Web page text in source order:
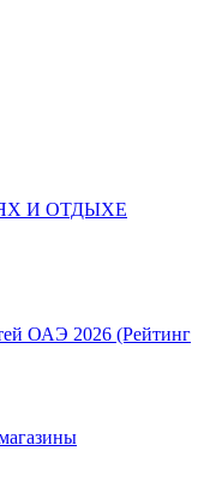
И ОТДЫХЕ
ОАЭ 2026 (Рейтинг